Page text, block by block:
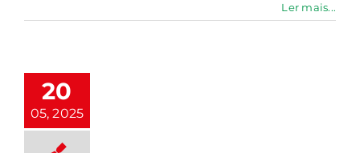
Ler mais...
20
05, 2025
Lúdico
Mouro
Lúdico de Rio
Espaço
Espaços de
Junta de